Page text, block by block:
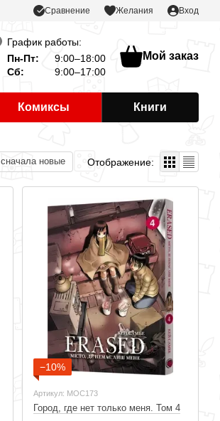
Сравнение Желания Вход
График работы:
Пн-Пт:
9:00–18:00
Сб:
9:00–17:00
Мой заказ
Комиксы Книги
сначала новые Отображение:
−10%
Артикул: MOC173
Город, где нет только меня. Том 4